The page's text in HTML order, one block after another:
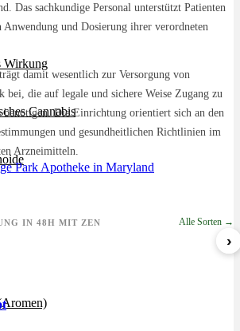
Wirkung
Cannabis
Das sachkundige Personal unterstützt Patienten
und Dosierung ihrer verordneten
damit wesentlich zur Versorgung von
bei, die auf legale und sichere Weise Zugang zu
benötigen. Die Einrichtung orientiert sich an den
und gesundheitlichen Richtlinien im
Arzneimitteln.
Park Apotheke in Maryland
IN 48H MIT ZEN Alle Sorten →
›